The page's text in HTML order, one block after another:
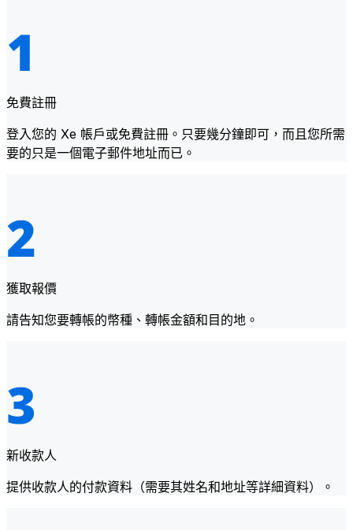
免費註冊
登入您的 Xe 帳戶或免費註冊。只要幾分鐘即可，而且您所需
要的只是一個電子郵件地址而已。
獲取報價
請告知您要轉帳的幣種、轉帳金額和目的地。
新收款人
提供收款人的付款資料（需要其姓名和地址等詳細資料）。